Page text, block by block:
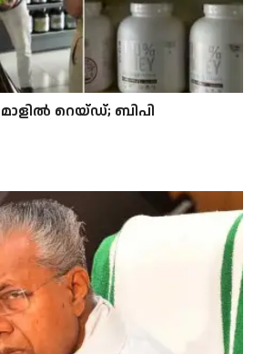
മാളിൽ റെയ്ഡ്; ബിപി